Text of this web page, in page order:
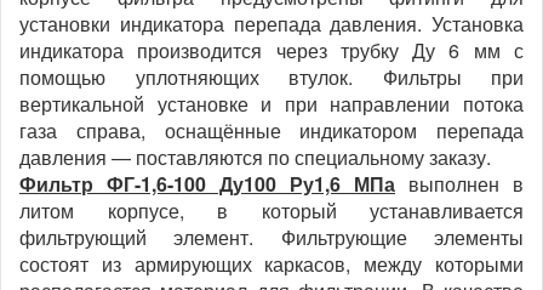
установки индикатора перепада давления. Установка
индикатора производится через трубку Ду 6 мм с
помощью уплотняющих втулок. Фильтры при
вертикальной установке и при направлении потока
газа справа, оснащённые индикатором перепада
давления — поставляются по специальному заказу.
Фильтр ФГ-1,6-100 Ду100 Ру1,6 МПа выполнен в
литом корпусе, в который устанавливается
фильтрующий элемент. Фильтрующие элементы
состоят из армирующих каркасов, между которыми